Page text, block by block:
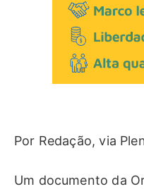
Por Redação, via
Um documento da